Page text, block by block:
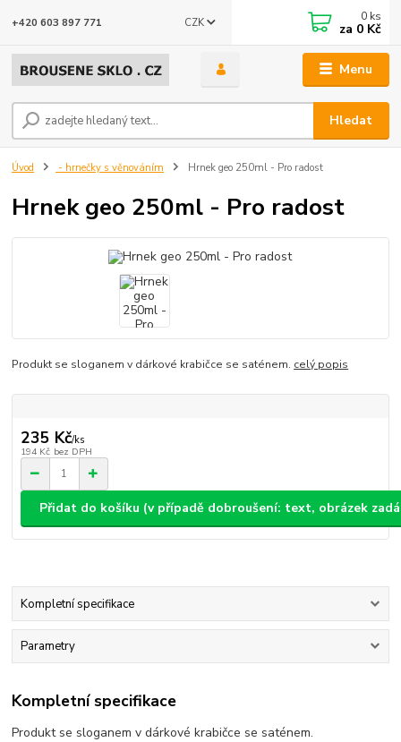
Menu
CZK
Hledat
+420 603 897 771 0 ks
za 0 Kč
Úvod - hrnečky s věnováním Hrnek geo 250ml - Pro radost
Hrnek geo 250ml - Pro radost
Produkt se sloganem v dárkové krabičce se saténem. celý popis
235 Kč/ks
194 Kč bez DPH
Přidat do košíku (v případě dobroušení: text, obrázek
Kompletní specifikace
Parametry
Kompletní specifikace
Produkt se sloganem v dárkové krabičce se saténem.